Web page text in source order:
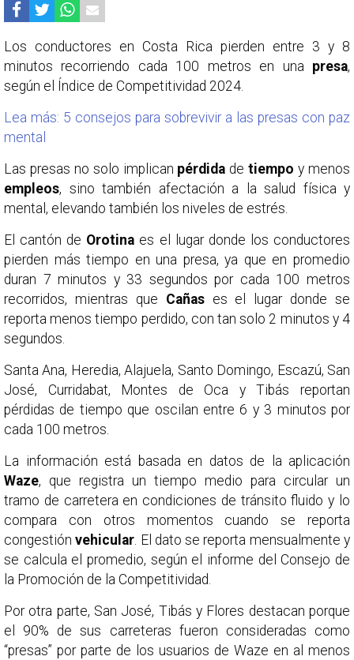
Los conductores en Costa Rica pierden entre 3 y 8
minutos recorriendo cada 100 metros en una presa,
según el Índice de Competitividad 2024.
Lea más: 5 consejos para sobrevivir a las presas con paz
mental
Las presas no solo implican pérdida detiempoy menos
empleos, sino también afectación a la salud física y
mental, elevando también los niveles de estrés.
El cantón de Orotina es el lugar donde los conductores
pierden más tiempo en una presa, ya que en promedio
duran 7 minutos y 33 segundos por cada 100 metros
recorridos, mientras que Cañases el lugar donde se
reporta menos tiempo perdido, con tan solo 2 minutos y 4
segundos.
Santa Ana, Heredia, Alajuela, Santo Domingo, Escazú, San
José, Curridabat, Montes de Oca y Tibás reportan
pérdidas de tiempo que oscilan entre 6 y 3 minutos por
cada 100 metros.
La información está basada en datos de la aplicación
Waze, que registra un tiempo medio para circular un
tramo de carretera en condiciones de tránsito fluido y lo
compara con otros momentos cuando se reporta
congestiónvehicular. El dato se reporta mensualmente y
se calcula el promedio, según el informe del Consejo de
la Promoción de la Competitividad.
Por otra parte, San José, Tibás y Flores destacan porque
el 90% de sus carreteras fueron consideradas como
“presas” por parte de los usuarios de Waze en al menos